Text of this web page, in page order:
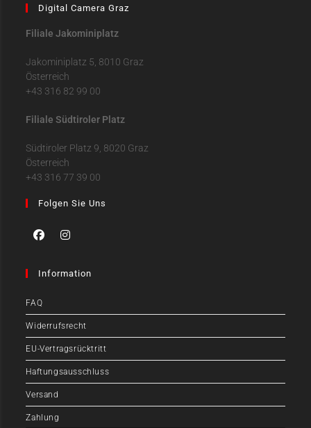
Digital Camera Graz
Filiale Jakominiplatz
Jakominiplatz 5, 8010 Graz
Österreich
+43 316 82 99 00
Filiale Südtiroler Platz
Südtiroler Platz 9, 8020 Graz
Österreich
+43 316 77 39 00
Folgen Sie Uns
Information
FAQ
Widerrufsrecht
EU-Vertragsrücktritt
Haftungsausschluss
Versand
Zahlung